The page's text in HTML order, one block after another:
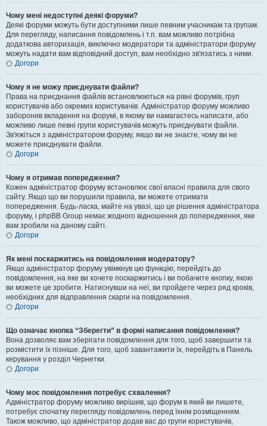
Чому мені недоступні деякі форуми?
Деякі форуми можуть бути доступними лише певним учасникам та групам.
Для перегляду, написання повідомлень і т.п. вам можливо потрібна
додаткова авторизація, виключно модератори та адміністратори форуму
можуть надати вам відповідний доступ, вам необхідно зв'язатись з ними.
Догори
Чому я не можу приєднувати файли?
Права на приєднання файлів встановлюються на рівні форумів, груп
користувачів або окремих користувачів. Адміністратор форуму можливо
заборонив вкладення на форумі, в якому ви намагаєтесь написати, або
можливо лише певні групи користувачів можуть приєднувати файли.
Зв'яжіться з адміністратором форуму, якщо ви не знаєте, чому ви не
можете приєднувати файли.
Догори
Чому я отримав попередження?
Кожен адміністратор форуму встановлює свої власні правила для свого
сайту. Якщо що ви порушили правила, ви можете отримати
попередження. Будь-ласка, майте на увазі, що це рішення адміністратора
форуму, і phpBB Group немає жодного відношення до попередження, яке
вам зробили на даному сайті.
Догори
Як мені поскаржитись на повідомлення модератору?
Якщо адміністратор форуму увімкнув цю функцію, перейдіть до
повідомлення, на яке ви хочете поскаржитись і ви побачите кнопку, якою
ви можете це зробити. Натиснувши на неї, ви пройдете через ряд кроків,
необхідних для відправлення скарги на повідомлення.
Догори
Що означає кнопка “Зберегти” в формі написання повідомлення?
Вона дозволяє вам зберігати повідомлення для того, щоб завершити та
розмістити їх пізніше. Для того, щоб завантажити їх, перейдіть в Панель
керування у розділ Чернетки.
Догори
Чому моє повідомлення потребує схвалення?
Адміністратор форуму можливо вирішив, що форум в який ви пишете,
потребує спочатку перегляду повідомлень перед їхнім розміщенням.
Також можливо, що адміністратор додав вас до групи користувачів,